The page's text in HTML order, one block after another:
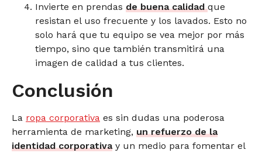
Invierte en prendas de buena calidadque
resistan el uso frecuente y los lavados. Esto no
solo hará que tu equipo se vea mejor por más
tiempo, sino que también transmitirá una
imagen de calidad a tus clientes.
Conclusión
La ropa corporativa es sin dudas una poderosa
herramienta de marketing, un refuerzo de la
identidad corporativay un medio para fomentar el